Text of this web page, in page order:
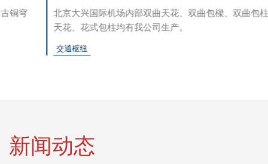
北京大兴国际机场内部双曲天花、双曲包樑、双曲包柱、造型
天花、花式包柱均有我公司生产。
新闻动态